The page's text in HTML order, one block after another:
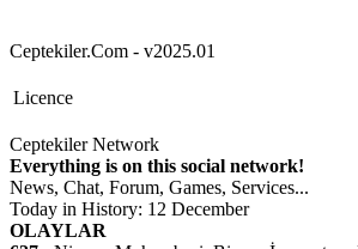
Ceptekiler.Com - v2025.01
Licence
Ceptekiler Network
Everything is on this social network!
News, Chat, Forum, Games, Services...
Today in History: 12 December
OLAYLAR